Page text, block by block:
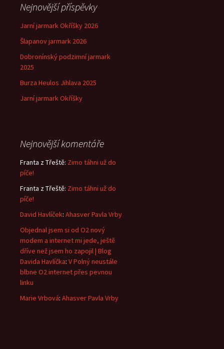
Nejnovější příspěvky
Jarní jarmark Okříšky 2026
Šlapanov jarmark 2026
Dobronínský podzimní jarmark
2025
Burza Heulos Jihlava 2025
Jarní jarmark Okříšky
Nejnovější komentáře
Franta z Třeště: Zimo táhni už do
píče!
Franta z Třeště: Zimo táhni už do
píče!
David Havlíček: Ahasver Pavla Vrby
Objednal jsem si od O2 nový
modem a internet mi jede, ještě
dříve než jsem ho zapojil | Blog
Davida Havlíčka: V Polný neustále
blbne O2 internet přes pevnou
linku
Marie Vrbová: Ahasver Pavla Vrby